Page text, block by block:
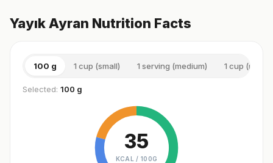
Yayık Ayran Nutrition Facts
100 g 1 cup (small) 1 serving (medium) 1 cup
Selected: 100 g
35
KCAL / 100G